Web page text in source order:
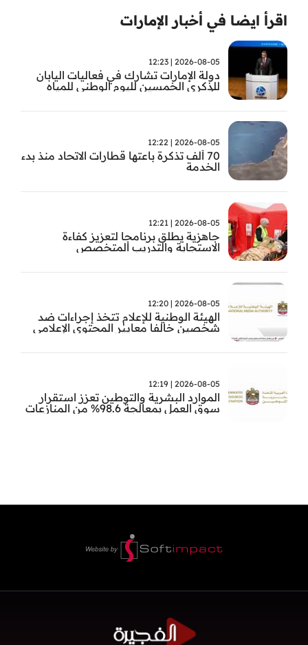
اقرأ ايضا في أخبار الإمارات
2026-08-05 | 12:23
دولة الإمارات تشارك في فعاليات اليابان
للذكرى الخمسين لليوم الوطني للمياه
2026-08-05 | 12:22
70 ألف تذكرة باعتها قطارات الاتحاد منذ بدء
الخدمة
2026-08-05 | 12:21
جاهزية يطلق برنامجا لتعزيز كفاءة
الاستجابة والتدريب المتخصص
2026-08-05 | 12:20
الهيئة الوطنية للإعلام تتخذ إجراءات ضد
شخصين خالفا معايير المحتوى الإعلامي
2026-08-05 | 12:19
الموارد البشرية والتوطين تعزز استقرار
سوق العمل بمعالجة 98.6% من المنازعات